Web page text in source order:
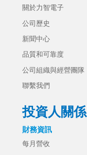
關於力智電子
公司歷史
新聞中心
品質和可靠度
公司組織與經營團隊
聯繫我們
投資人關係
財務資訊
每月營收